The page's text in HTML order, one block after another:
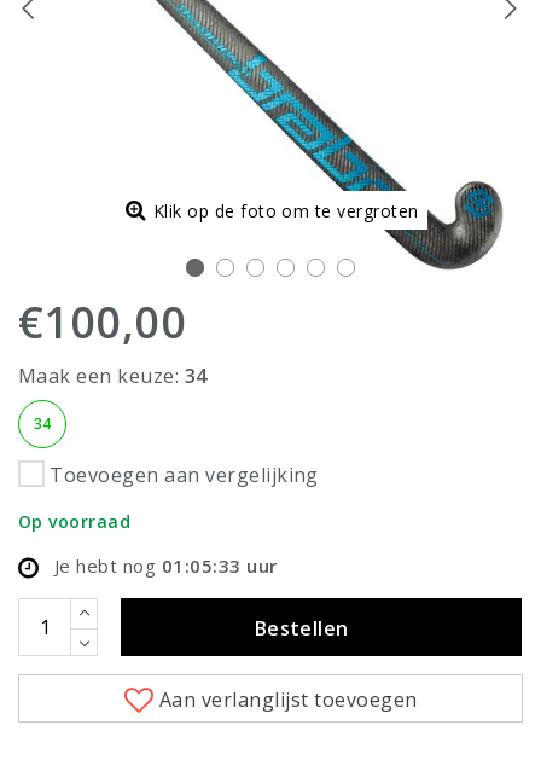
Klik op de foto om te vergroten
€100,00
Maak een keuze: 34
34
Toevoegen aan vergelijking
Op voorraad
Je hebt nog 01:05:33 uur
Bestellen
Aan verlanglijst toevoegen